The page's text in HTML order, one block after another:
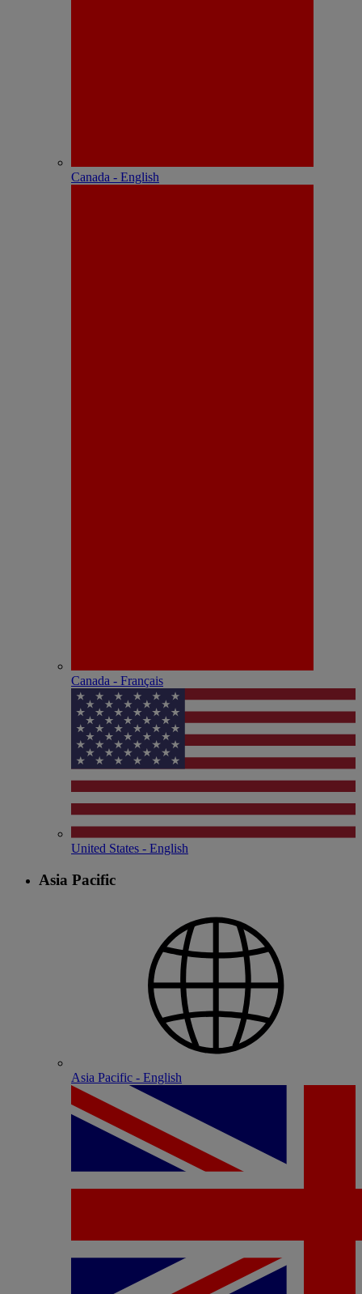
Canada - English
Canada - Français
United States - English
Asia Pacific
Asia Pacific - English